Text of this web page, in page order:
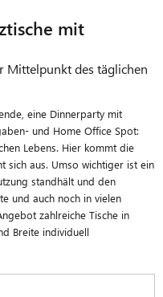
mit
Mittelpunkt des täglichen
eine Dinnerparty mit
und Home Office Spot:
Lebens. Hier kommt die
sich aus. Umso wichtiger ist ein
standhält und den
und auch noch in vielen
zahlreiche Tische in
Breite individuell